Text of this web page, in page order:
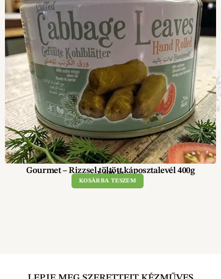
Gourmet – Rizzsel töltött káposztalevél 400g
1 490Ft
KOSÁRBA TESZEM